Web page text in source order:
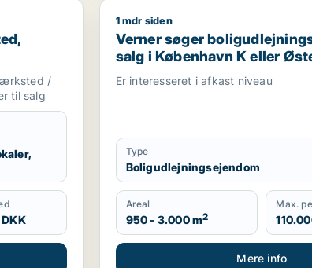
produktionslokaler eller
salg i /
til salg
Verner søger
1 mdr siden
Verner søger
salg i København K eller
Er interesseret i afkast niveau
Type
Boligudlejningsejendom
Areal
950 - 3.000 m2
Max.
Mere info